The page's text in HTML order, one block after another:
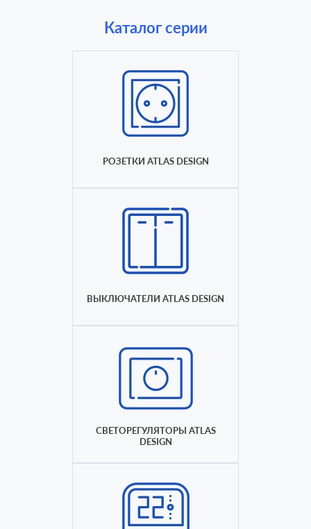
Каталог серии
РОЗЕТКИ ATLAS DESIGN
ВЫКЛЮЧАТЕЛИ ATLAS DESIGN
СВЕТОРЕГУЛЯТОРЫ ATLAS
DESIGN